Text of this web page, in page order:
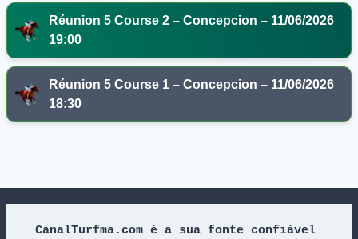
Réunion 5 Course 2 – Concepcion – 11/06/2026
19:00
Réunion 5 Course 1 – Concepcion – 11/06/2026
18:30
CanalTurfma.com é a sua fonte confiável